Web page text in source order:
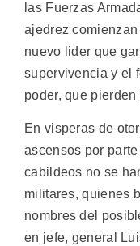
las Fuerzas
ajedrez
nuevo lider que
supervivencia y el
poder, que pierden
En visperas de
ascensos por
cabildeos no se
militares, quienes
nombres del
en jefe, general